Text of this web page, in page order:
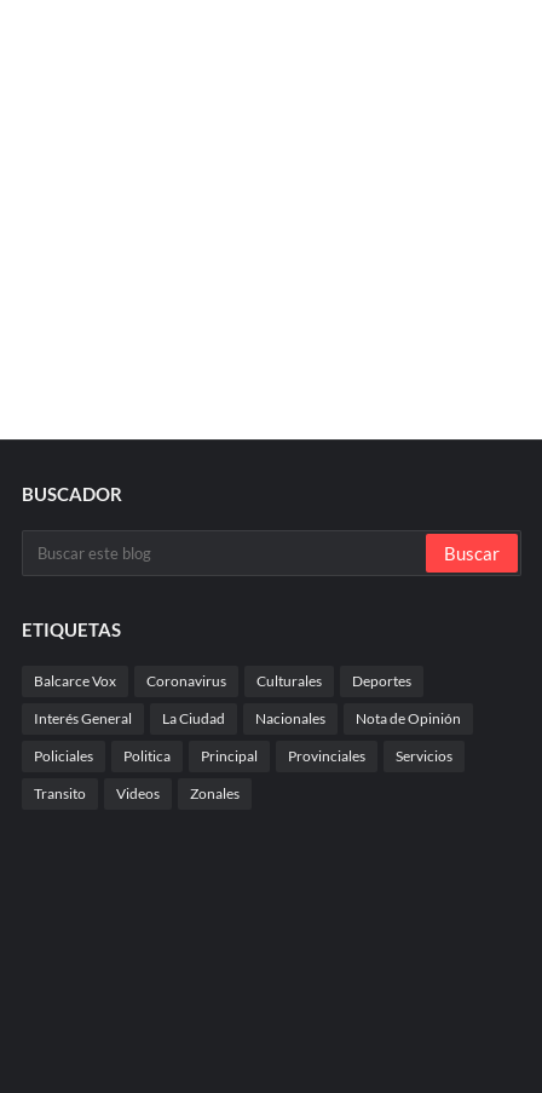
BUSCADOR
ETIQUETAS
Balcarce Vox Coronavirus Culturales Deportes
Interés General La Ciudad Nacionales Nota de Opinión
Policiales Politica Principal Provinciales Servicios
Transito Videos Zonales